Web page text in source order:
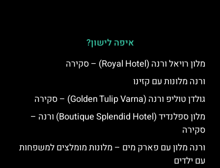
איפה לישון?
מלון רויאל ורנה (Royal Hotel) – סקירה
ורנה מלונות עם קזינו
גולדן טוליפ ורנה (Golden Tulip Varna) – סקירה
מלון ספלנדיד (Boutique Splendid Hotel) ורנה –
סקירה
ורנה מלון עם פארק מים – מלונות מומלצים למשפחות
עם ילדים